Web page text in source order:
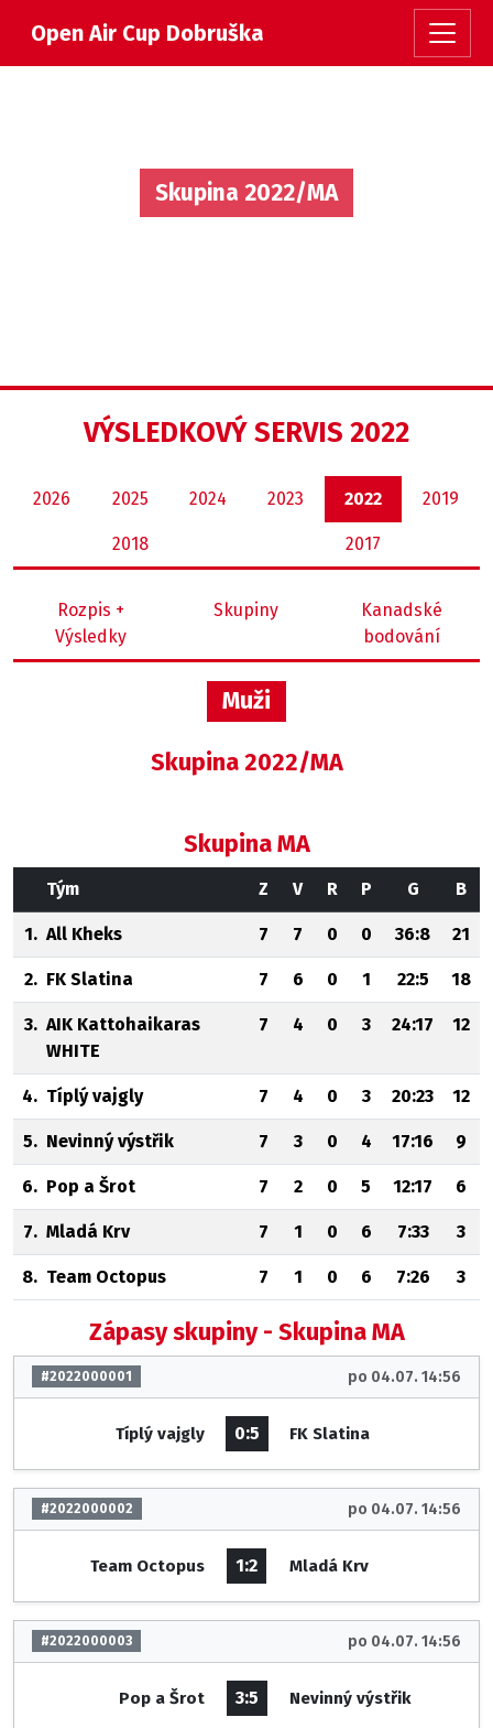
Open Air Cup Dobruška
Skupina 2022/MA
VÝSLEDKOVÝ SERVIS 2022
2026 2025 2024 2023 2022 2019
2018 2017
Rozpis +
Výsledky
Skupiny
Kanadské
bodování
Muži
Skupina 2022/MA
Skupina MA
Tým Z V R P G B
1. All Kheks 7 7 0 0 36:8 21
2. FK Slatina 7 6 0 1 22:5 18
3. AIK Kattohaikaras
WHITE
7 4 0 3 24:17 12
4. Típlý vajgly 7 4 0 3 20:23 12
5. Nevinný výstřik 7 3 0 4 17:16 9
6. Pop a Šrot 7 2 0 5 12:17 6
7. Mladá Krv 7 1 0 6 7:33 3
8. Team Octopus 7 1 0 6 7:26 3
Zápasy skupiny - Skupina MA
#2022000001 po 04.07. 14:56
Típlý vajgly 0:5 FK Slatina
#2022000002 po 04.07. 14:56
Team Octopus 1:2 Mladá Krv
#2022000003 po 04.07. 14:56
Pop a Šrot 3:5 Nevinný výstřik